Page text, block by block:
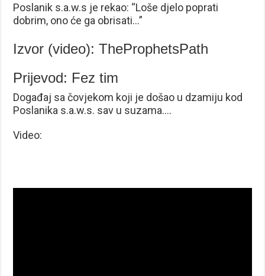
Poslanik s.a.w.s je rekao: “Loše djelo poprati
dobrim, ono će ga obrisati…”
Izvor (video): TheProphetsPath
Prijevod: Fez tim
Događaj sa čovjekom koji je došao u dzamiju kod
Poslanika s.a.w.s. sav u suzama….
Video: